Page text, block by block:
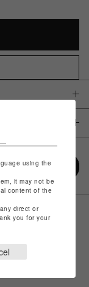
using the
it may not be
content of the
direct or
you for your